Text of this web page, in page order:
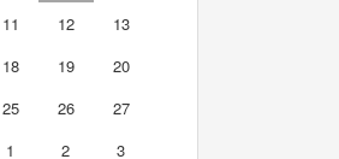
11 12
13
18 19
20
25 26
27
1 2
3